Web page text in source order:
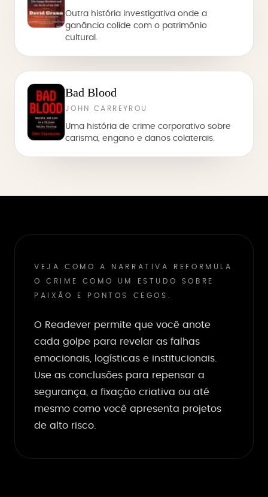
Outra história investigativa onde a
ganância colide com o patrimônio
cultural.
Bad Blood
JOHN CARREYROU
Uma história de crime corporativo sobre
carisma, engano e danos colaterais.
VEJA COMO A NARRATIVA REFORMULA
O CRIME COMO UM ESTUDO SOBRE
PAIXÃO E PONTOS CEGOS.
O Readever permite que você anote
cada golpe para revelar as falhas
emocionais, logísticas e institucionais.
Use as conclusões para repensar a
segurança, a fixação criativa ou até
mesmo como você apresenta projetos
de alto risco.